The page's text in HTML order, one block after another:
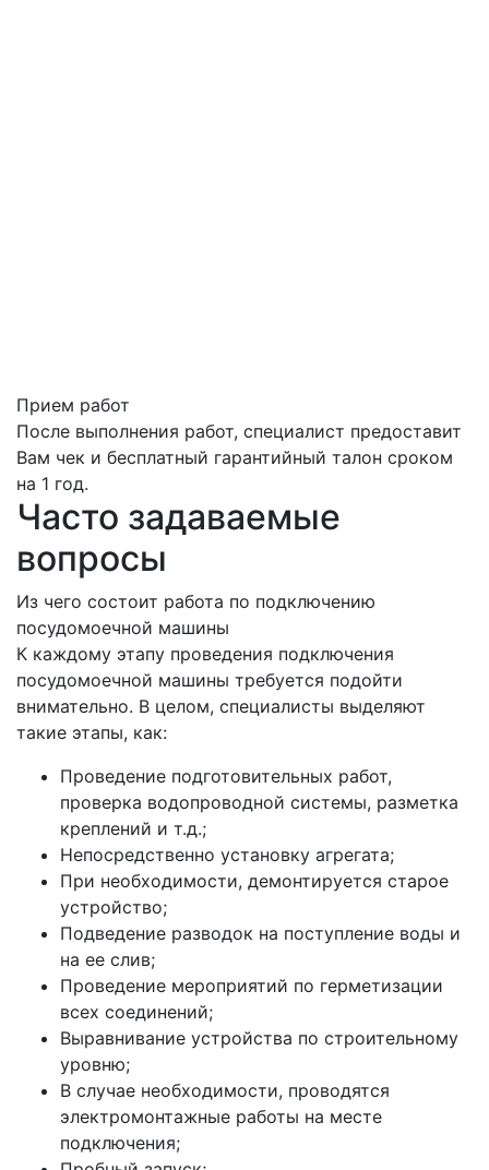
Прием работ
После выполнения работ, специалист предоставит
Вам чек и бесплатный гарантийный талон сроком
на 1 год.
Часто задаваемые
вопросы
Из чего состоит работа по подключению
посудомоечной машины
К каждому этапу проведения подключения
посудомоечной машины требуется подойти
внимательно. В целом, специалисты выделяют
такие этапы, как:
Проведение подготовительных работ,
проверка водопроводной системы, разметка
креплений и т.д.;
Непосредственно установку агрегата;
При необходимости, демонтируется старое
устройство;
Подведение разводок на поступление воды и
на ее слив;
Проведение мероприятий по герметизации
всех соединений;
Выравнивание устройства по строительному
уровню;
В случае необходимости, проводятся
электромонтажные работы на месте
подключения;